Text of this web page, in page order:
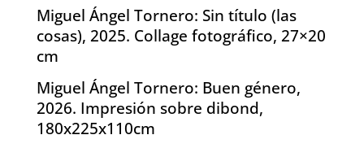
Miguel Ángel Tornero: Sin título (las
cosas), 2025. Collage fotográfico, 27×20
cm
Miguel Ángel Tornero: Buen género,
2026. Impresión sobre dibond,
180x225x110cm